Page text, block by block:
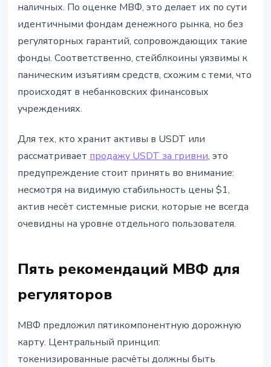
наличных. По оценке МВФ, это делает их по сути
идентичными фондам денежного рынка, но без
регуляторных гарантий, сопровождающих такие
фонды. Соответственно, стейблкоины уязвимы к
паническим изъятиям средств, схожим с теми, что
происходят в небанковских финансовых
учреждениях.
Для тех, кто хранит активы в USDT или
рассматривает продажу USDT за гривни, это
предупреждение стоит принять во внимание:
несмотря на видимую стабильность цены $1,
актив несёт системные риски, которые не всегда
очевидны на уровне отдельного пользователя.
Пять рекомендаций МВФ для
регуляторов
МВФ предложил пятикомпонентную дорожную
карту. Центральный принцип:
токенизированные расчёты должны быть